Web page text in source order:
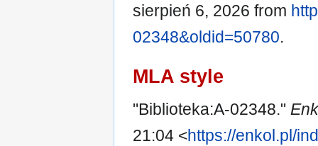
sierpień 6, 2026 from
02348&oldid=50780.
MLA style
"Biblioteka:A-02348."
21:04 <https://enkol.pl/